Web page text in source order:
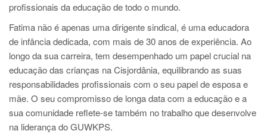
profissionais da educação de todo o mundo.
Fatima não é apenas uma dirigente sindical, é uma educadora
de infância dedicada, com mais de 30 anos de experiência. Ao
longo da sua carreira, tem desempenhado um papel crucial na
educação das crianças na Cisjordânia, equilibrando as suas
responsabilidades profissionais com o seu papel de esposa e
mãe. O seu compromisso de longa data com a educação e a
sua comunidade reflete-se também no trabalho que desenvolve
na liderança do GUWKPS.